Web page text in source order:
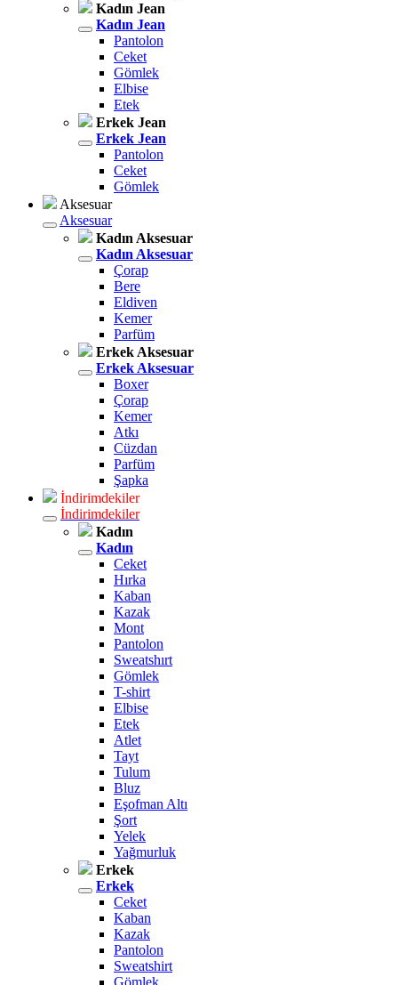
Kadın Jean
Kadın Jean
Pantolon
Ceket
Gömlek
Elbise
Etek
Erkek Jean
Erkek Jean
Pantolon
Ceket
Gömlek
Aksesuar
Aksesuar
Kadın Aksesuar
Kadın Aksesuar
Çorap
Bere
Eldiven
Kemer
Parfüm
Erkek Aksesuar
Erkek Aksesuar
Boxer
Çorap
Kemer
Atkı
Cüzdan
Parfüm
Şapka
İndirimdekiler
İndirimdekiler
Kadın
Kadın
Ceket
Hırka
Kaban
Kazak
Mont
Pantolon
Sweatshırt
Gömlek
T-shirt
Elbise
Etek
Atlet
Tayt
Tulum
Bluz
Eşofman Altı
Şort
Yelek
Yağmurluk
Erkek
Erkek
Ceket
Kaban
Kazak
Pantolon
Sweatshirt
Gömlek